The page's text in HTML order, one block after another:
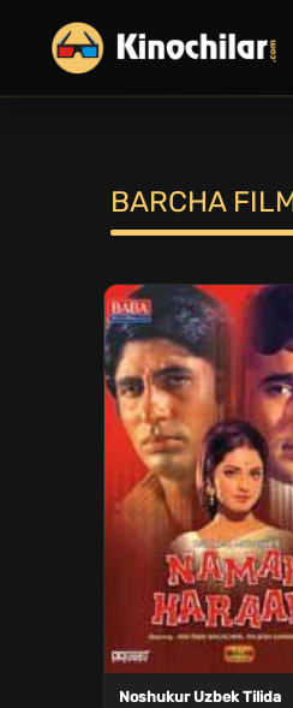
BARCHA
Noshukur Uzbek Tilida